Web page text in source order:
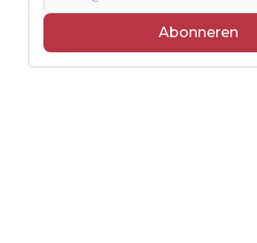
Abonneren